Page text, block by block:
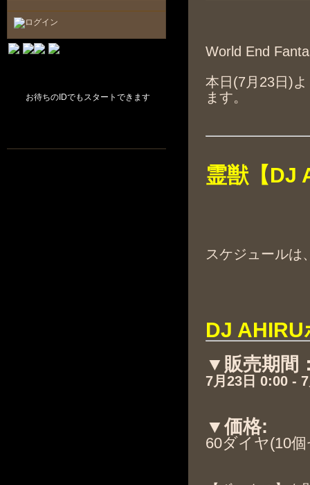
お待ちのIDでもスタートできます
World End
本日(7月23日)
ます。
霊獣【DJ
スケジュールは
DJ
▼販売期間
7月23日 0:00 -
▼価格:
60ダイヤ(10